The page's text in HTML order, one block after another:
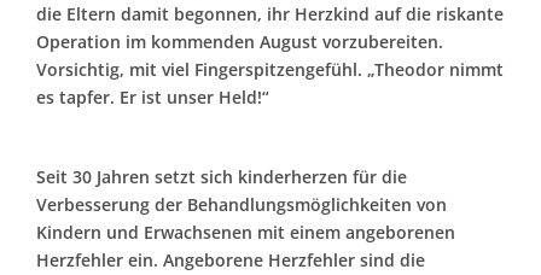
die Eltern damit begonnen, ihr Herzkind auf die riskante
Operation im kommenden August vorzubereiten.
Vorsichtig, mit viel Fingerspitzengefühl. „Theodor nimmt
es tapfer. Er ist unser Held!“
Seit 30 Jahren setzt sich kinderherzen für die
Verbesserung der Behandlungsmöglichkeiten von
Kindern und Erwachsenen mit einem angeborenen
Herzfehler ein. Angeborene Herzfehler sind die